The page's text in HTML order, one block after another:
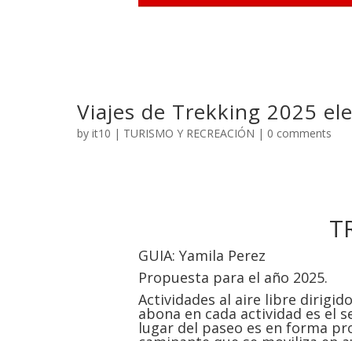
Viajes de Trekking 2025
by it10 | TURISMO Y RECREACIÓN | 0 comments
GUIA: Yamila Perez
Propuesta para el año 2025.
Actividades al aire libre
abona en cada actividad es el
lugar del paseo es en forma